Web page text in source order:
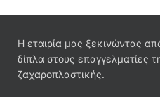
Η εταιρία μας ξεκινώντας
δίπλα στους επαγγελματίες
ζαχαροπλαστικής.